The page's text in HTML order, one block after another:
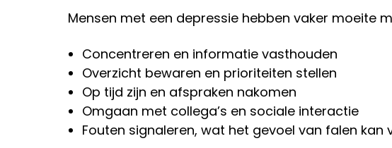
Mensen met een depressie hebben vaker moeite
Concentreren en informatie vasthouden
Overzicht bewaren en prioriteiten stellen
Op tijd zijn en afspraken nakomen
Omgaan met collega’s en sociale interactie
Fouten signaleren, wat het gevoel van falen kan